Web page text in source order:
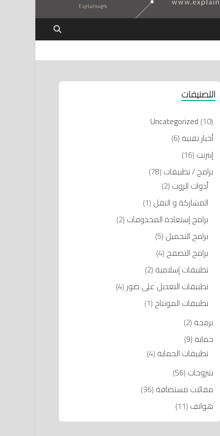
التصنيفات
Uncategorized (10)
أخبار تقنية (6)
إنترنت (16)
برامج / تطبيقات (78)
أدوات الروت (2)
المشاركة و النقل (1)
برامج إستعادة المحذوفات (2)
برامج التحميل (5)
برامج التصفح (4)
تطبيقات إسلامية (2)
تطبيقات التعديل على صور (4)
تطبيقات المونتاج (1)
برمجة (2)
حماية (9)
تطبيقات الحماية (4)
شروحات (56)
مقالات مستضافة (36)
هواتف (11)